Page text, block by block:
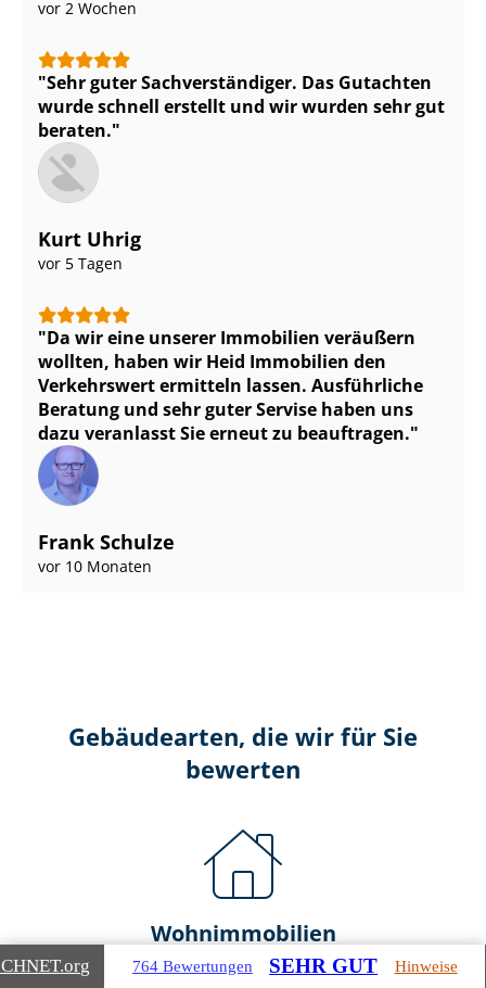
vor 2 Wochen
Sehr guter Sach­ver­stän­di­ger. Das Gutachten
wurde schnell erstellt und wir wurden sehr gut
beraten.
Kurt Uhrig
vor 5 Tagen
Da wir eine unserer Immobilien veräußern
wollten, haben wir Heid Immobilien den
Verkehrswert ermitteln lassen. Ausführliche
Beratung und sehr guter Servise haben uns
dazu veranlasst Sie erneut zu beauftragen.
Frank Schulze
vor 10 Monaten
Gebäudearten, die wir für Sie
bewerten
Wohnimmobilien
.org 764 Bewertungen SEHR GUT Hinweise